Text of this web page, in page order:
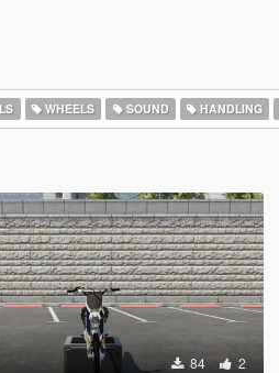
WHEELS SOUND HANDLING
84 2